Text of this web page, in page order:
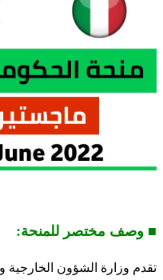
■ وصف مختصر للمنحة: